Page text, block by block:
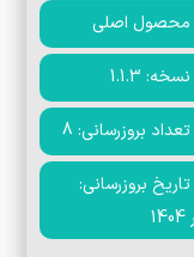
محصول اصلی
نسخه: 1.1.3
تعداد بروزرسانی: 8
تاریخ بروزرسانی: